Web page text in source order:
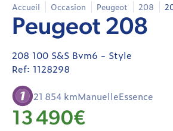
Accueil Occasion Peugeot 208
Peugeot
208
1128298
Berline
/
Citadine
Occasion
Peugeot 208
208 100 S&S Bvm6 - Style
Ref: 1128298
21 854 kmManuelleEssence
13 490€